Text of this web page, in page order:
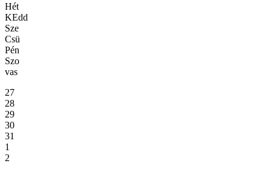
Hét
KEdd
Sze
Csü
Pén
Szo
vas
27
28
29
30
31
1
2